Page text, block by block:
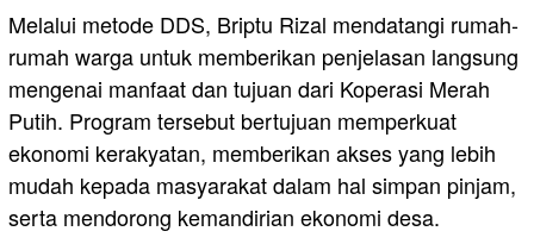
Melalui metode DDS, Briptu Rizal mendatangi rumah-
rumah warga untuk memberikan penjelasan langsung
mengenai manfaat dan tujuan dari Koperasi Merah
Putih. Program tersebut bertujuan memperkuat
ekonomi kerakyatan, memberikan akses yang lebih
mudah kepada masyarakat dalam hal simpan pinjam,
serta mendorong kemandirian ekonomi desa.